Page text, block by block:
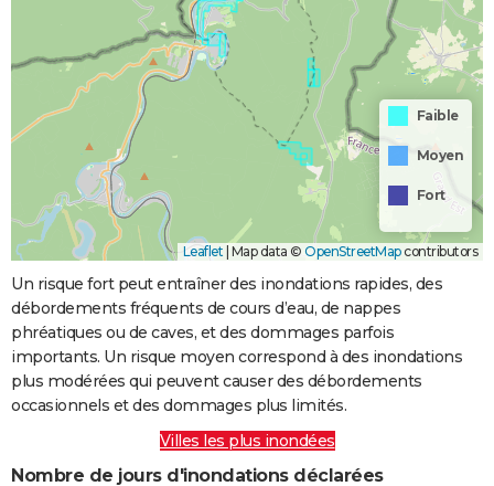
Faible
Moyen
Fort
Leaflet | Map data © OpenStreetMapcontributors
Un risque fort peut entraîner des inondations rapides, des
débordements fréquents de cours d’eau, de nappes
phréatiques ou de caves, et des dommages parfois
importants. Un risque moyen correspond à des inondations
plus modérées qui peuvent causer des débordements
occasionnels et des dommages plus limités.
Villes les plus inondées
Nombre de jours d'inondations déclarées